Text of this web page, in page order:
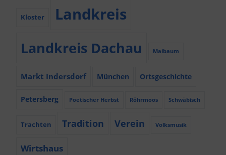
Kloster Landkreis
Landkreis Dachau Maibaum
Markt Indersdorf München Ortsgeschichte
Petersberg Poetischer Herbst Röhrmoos Schwäbisch
Trachten Tradition Verein Volksmusik
Wirtshaus